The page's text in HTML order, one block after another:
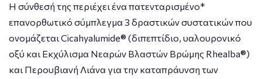
Η σύνθεσή της περιέχει ένα πατενταρισμένο*
επανορθωτικό σύμπλεγμα 3 δραστικών συστατικών που
ονομάζεται Cicahyalumide® (διπεπτίδιο, υαλουρονικό
οξύ και Εκχύλισμα Νεαρών Βλαστών Βρώμης Rhealba®)
και Περουβιανή Λιάνα για την καταπράυνση των